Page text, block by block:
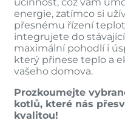
energie, zatímco si
přesnému řízení
integrujete do
maximální pohodlí i
který přinese teplo a
vašeho domova.
Prozkoumejte
kotlů, které nás
kvalitou!